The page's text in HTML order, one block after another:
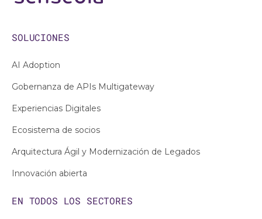
SOLUCIONES
AI Adoption
Gobernanza de APIs Multigateway
Experiencias Digitales
Ecosistema de socios
Arquitectura Ágil y Modernización de Legados
Innovación abierta
EN TODOS LOS SECTORES